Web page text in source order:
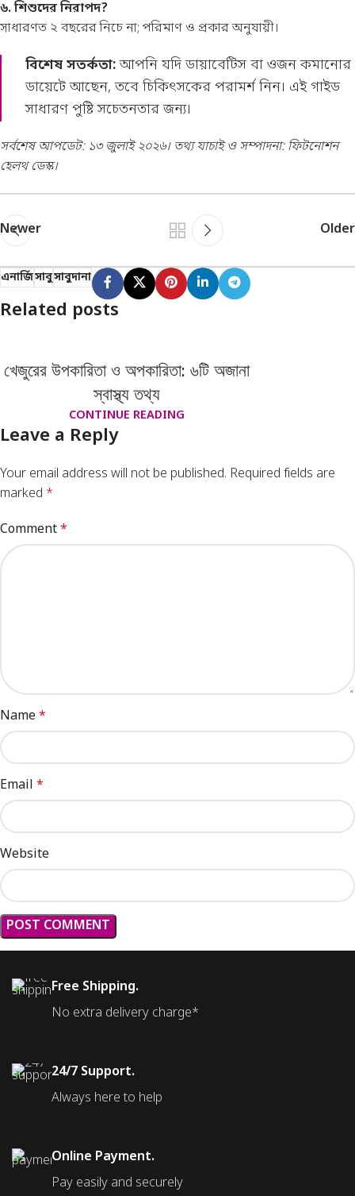
৬. শিশুদের নিরাপদ?
সাধারণত ২ বছরের নিচে না; পরিমাণ ও প্রকার অনুযায়ী।
বিশেষ সতর্কতা:আপনি যদি ডায়াবেটিস বা ওজন কমানোর
ডায়েটে আছেন, তবে চিকিৎসকের পরামর্শ নিন। এই গাইড
সাধারণ পুষ্টি সচেতনতার জন্য।
সর্বশেষ আপডেট: ১৩ জুলাই ২০২৬। তথ্য যাচাই ও সম্পাদনা: ফিটনোশন
হেলথ ডেস্ক।
Newer Older
এনার্জিসাবুসাবুদানা
Related posts
খেজুরের উপকারিতা ও অপকারিতা: ৬টি অজানা
স্বাস্থ্য তথ্য
CONTINUE READING
Leave a Reply
Your email address will not be published. Required fields are
marked *
Comment*
Name*
Email *
Website
Free Shipping.
No extra delivery charge*
24/7 Support.
Always here to help
Online Payment.
Pay easily and securely